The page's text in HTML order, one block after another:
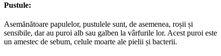
Pustule:
Asemănătoare papulelor, pustulele sunt, de asemenea, roșii și
sensibile, dar au puroi alb sau galben la vârfurile lor. Acest puroi este
un amestec de sebum, celule moarte ale pielii și bacterii.